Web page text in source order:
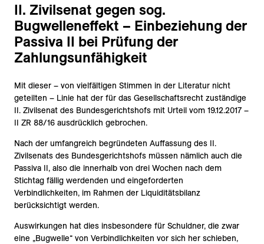
II. Zivilsenat gegen sog.
Bugwelleneffekt – Einbeziehung der
Passiva II bei Prüfung der
Zahlungsunfähigkeit
Mit dieser – von vielfältigen Stimmen in der Literatur nicht
geteilten – Linie hat der für das Gesellschaftsrecht zuständige
II. Zivilsenat des Bundesgerichtshofs mit Urteil vom 19.12.2017 –
II ZR 88/16 ausdrücklich gebrochen.
Nach der umfangreich begründeten Auffassung des II.
Zivilsenats des Bundesgerichtshofs müssen nämlich auch die
Passiva II, also die innerhalb von drei Wochen nach dem
Stichtag fällig werdenden und eingeforderten
Verbindlichkeiten, im Rahmen der Liquiditätsbilanz
berücksichtigt werden.
Auswirkungen hat dies insbesondere für Schuldner, die zwar
eine „Bugwelle“ von Verbindlichkeiten vor sich her schieben,